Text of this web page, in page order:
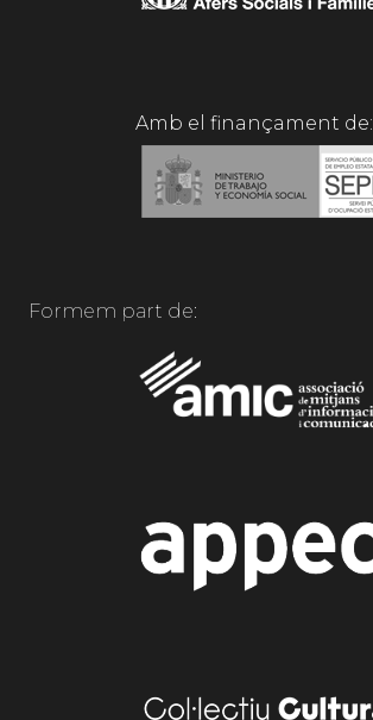
Amb el finançament de:
Formem part de: